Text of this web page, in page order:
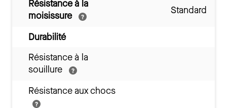
Résistance à la
moisissure
Standard
Durabilité
Résistance à la
souillure
Résistance aux chocs